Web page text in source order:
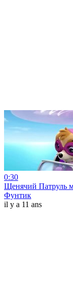
0:30
Щенячий Патруль
Фунтик
il y a 11 ans